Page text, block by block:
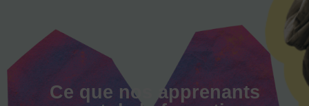
Ce que nos apprenants